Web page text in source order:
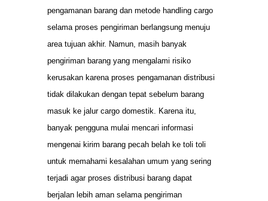
pengamanan barang dan metode handling cargo
selama proses pengiriman berlangsung menuju
area tujuan akhir. Namun, masih banyak
pengiriman barang yang mengalami risiko
kerusakan karena proses pengamanan distribusi
tidak dilakukan dengan tepat sebelum barang
masuk ke jalur cargo domestik. Karena itu,
banyak pengguna mulai mencari informasi
mengenai kirim barang pecah belah ke toli toli
untuk memahami kesalahan umum yang sering
terjadi agar proses distribusi barang dapat
berjalan lebih aman selama pengiriman